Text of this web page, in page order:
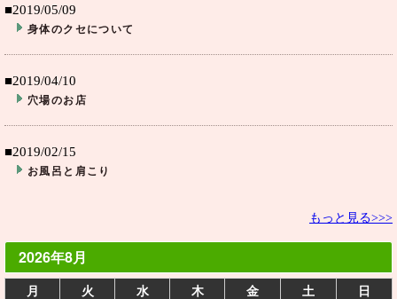
■2019/05/09
身体のクセについて
■2019/04/10
穴場のお店
■2019/02/15
お風呂と肩こり
もっと見る>>>
2026年8月
月 火 水 木 金 土 日